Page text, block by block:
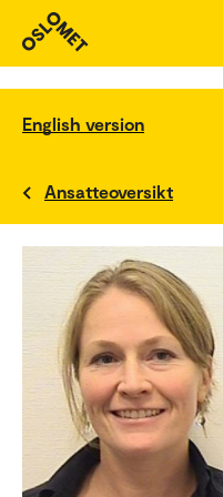
English version
Ansatteoversikt